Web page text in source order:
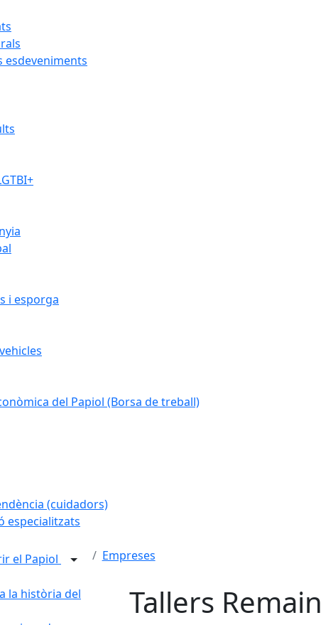
esdeveniments
i esporga
del Papiol (Borsa de treball)
(cuidadors)
especialitzats
el Papiol Empreses
la història del
Tallers Remain